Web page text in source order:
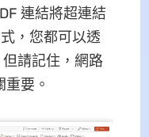
連結將超連結
，您都可以透
請記住，網路
要。